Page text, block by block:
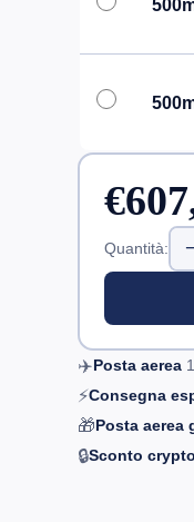
Quantità:
✈️Posta aerea
⚡Consegna
🎁Posta aerea
🔒Sconto crypto